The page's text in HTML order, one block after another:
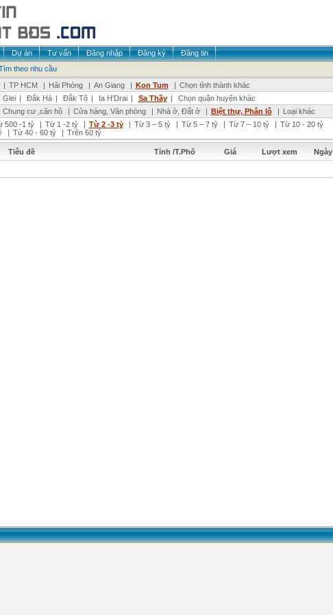
Dự án Tư vấn Đăng nhập Đăng ký
Đăng tin
theo nhu cầu
| TP HCM | Hải Phòng | An Giang | Kon Tum | Chọn tỉnh thành khác
Glei | Đắk Hà | Đắk Tô | Ia H'Drai | Sa Thầy |
Chọn quận huyện khác
Chung cư ,căn hộ | Cửa hàng, Văn phòng | Nhà ở, Đất ở | Biệt thự, Phân lô | Loại khác
500 -1 tỷ | Từ 1 -2 tỷ | Từ 2 -3 tỷ | Từ 3 – 5 tỷ | Từ 5 – 7 tỷ | Từ 7 – 10 tỷ | Từ 10 - 20 tỷ
| Từ 40 - 60 tỷ | Trên 60 tỷ
Tiêu đề Tỉnh /T.Phố Giá Lượt xem Ngày